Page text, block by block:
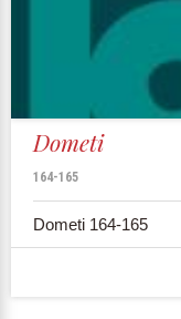
Dometi
164-165
Dometi 164-165